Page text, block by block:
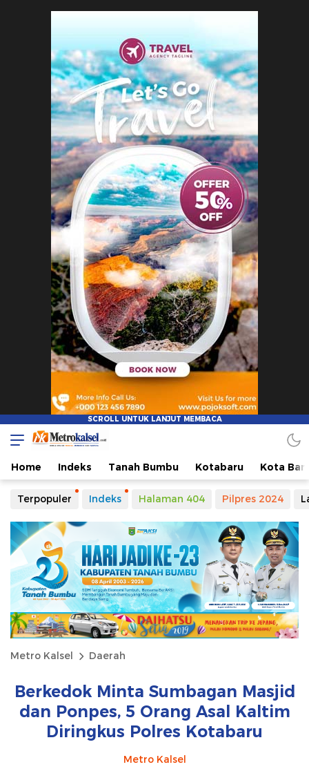
Home Indeks Tanah Bumbu Kotabaru Kota
Terpopuler Indeks Halaman 404 Pilpres 2024
Metro Kalsel Daerah
Berkedok Minta Sumbagan Masjid
dan Ponpes, 5 Orang Asal Kaltim
Diringkus Polres Kotabaru
Metro Kalsel